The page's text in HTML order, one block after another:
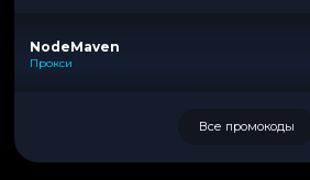
NodeMaven
Прокси
Все промокоды